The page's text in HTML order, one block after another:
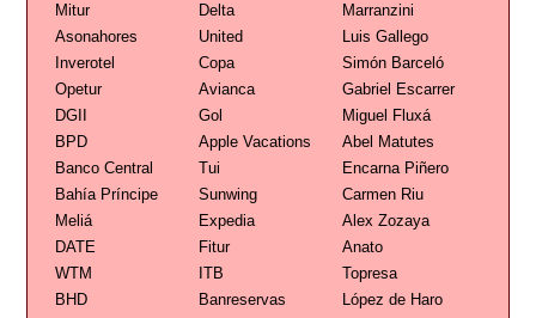
Mitur
Delta
Marranzini
Asonahores
United
Luis Gallego
Inverotel
Copa
Simón Barceló
Opetur
Avianca
Gabriel Escarrer
DGII
Gol
Miguel Fluxá
BPD
Apple Vacations
Abel Matutes
Banco Central
Tui
Encarna Piñero
Bahía Príncipe
Sunwing
Carmen Riu
Meliá
Expedia
Alex Zozaya
DATE
Fitur
Anato
WTM
ITB
Topresa
BHD
Banreservas López de Haro